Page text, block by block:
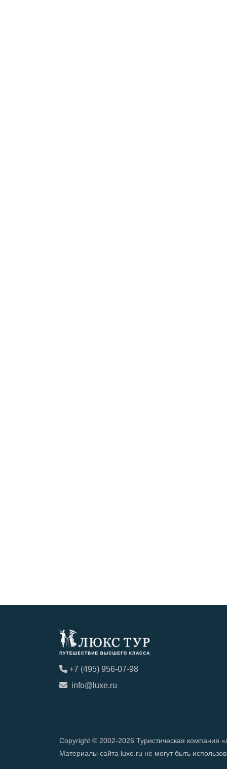
+7 (495) 956-07-98
info@luxe.ru
Copyright © 2002-2026 Туристическая компания
Материалы сайта luxe.ru не могут быть